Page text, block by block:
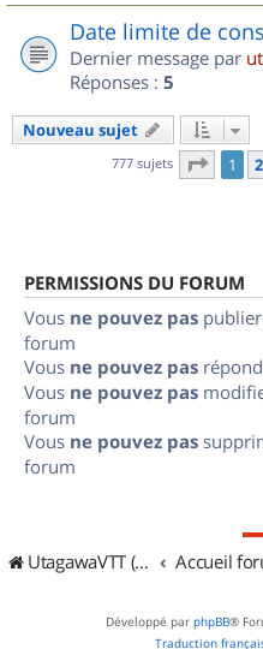
Date limite de
Dernier message par
Réponses : 5
Nouveau sujet
777 sujets Page 1
1 2
PERMISSIONS DU FORUM
Vous ne pouvez pas
forum
Vous ne pouvez pas
Vous ne pouvez pas
forum
Vous ne pouvez pas
forum
UtagawaVTT (Randos VTT et VTTAE avec traces GPS) Accueil
Développé par phpBB®
Traduction